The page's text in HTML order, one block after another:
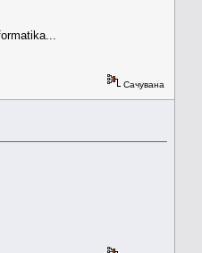
Сачувана